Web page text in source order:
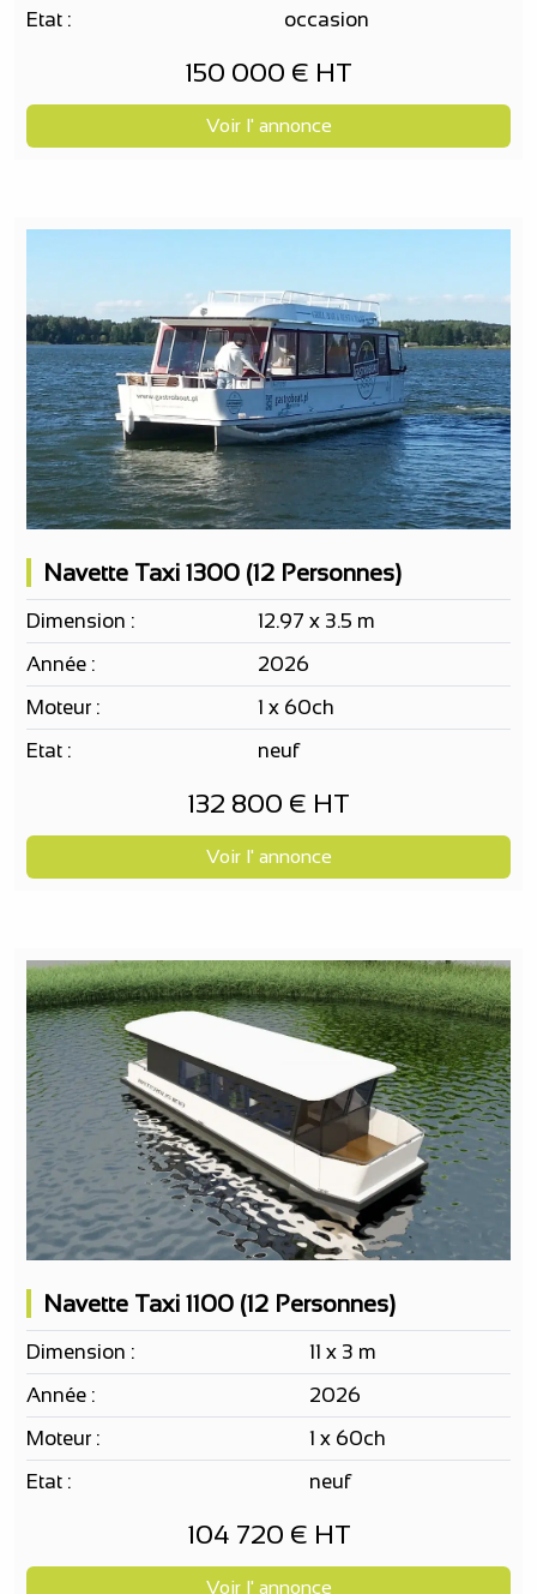
Etat : occasion
150 000 € HT
Voir l' annonce
Navette Taxi 1300 (12 Personnes)
Dimension :
12.97 x 3.5 m
Année :
2026
Moteur :
1 x 60ch
Etat :
neuf
132 800 € HT
Voir l' annonce
Navette Taxi 1100 (12 Personnes)
Dimension :
11 x 3 m
Année :
2026
Moteur :
1 x 60ch
Etat :
neuf
104 720 € HT
Voir l' annonce